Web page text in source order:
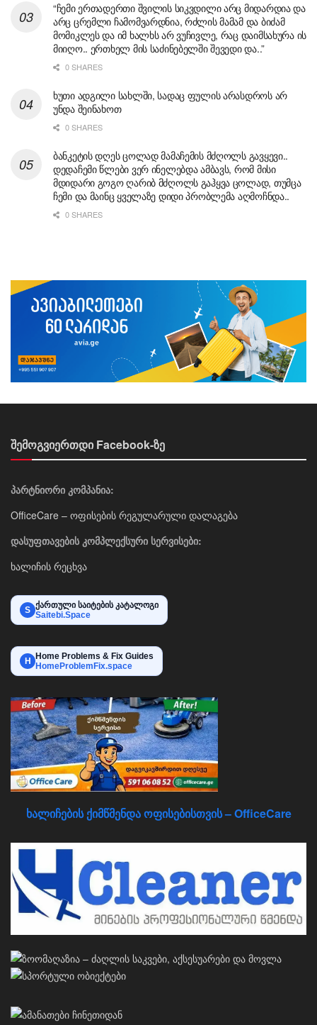
“ჩემი ერთადერთი შვილის სიკვდილი არც მიდარდია და
არც ცრემლი ჩამომვარდნია, რძლის მამამ და ბიძამ
მომიკლეს და იმ ხალხს არ ვუჩივლე, რაც დაიმსახურა ის
მიიღო.. ერთხელ მის საძინებელში შევედი და..”
0 SHARES
ხუთი ადგილი სახლში, სადაც ფულის არასდროს არ
უნდა შეინახოთ
0 SHARES
ბანკეტის დღეს ცოლად მამაჩემის მძღოლს გავყევი..
დედაჩემი წლები ვერ ინელებდა ამბავს, რომ მისი
მდიდარი გოგო ღარიბ მძღოლს გაჰყვა ცოლად, თუმცა
ჩემი და მაინც ყველაზე დიდი პრობლემა აღმოჩნდა..
0 SHARES
შემოგვიერთდი Facebook-ზე
პარტნიორი კომპანია:
OfficeCare – ოფისების რეგულარული დალაგება
დასუფთავების კომპლექსური სერვისები:
ხალიჩის რეცხვა
S ქართული საიტების კატალოგი
Saitebi.Space
H Home Problems & Fix Guides
HomeProblemFix.space
ხალიჩების ქიმწმენდა ოფისებისთვის – OfficeCare